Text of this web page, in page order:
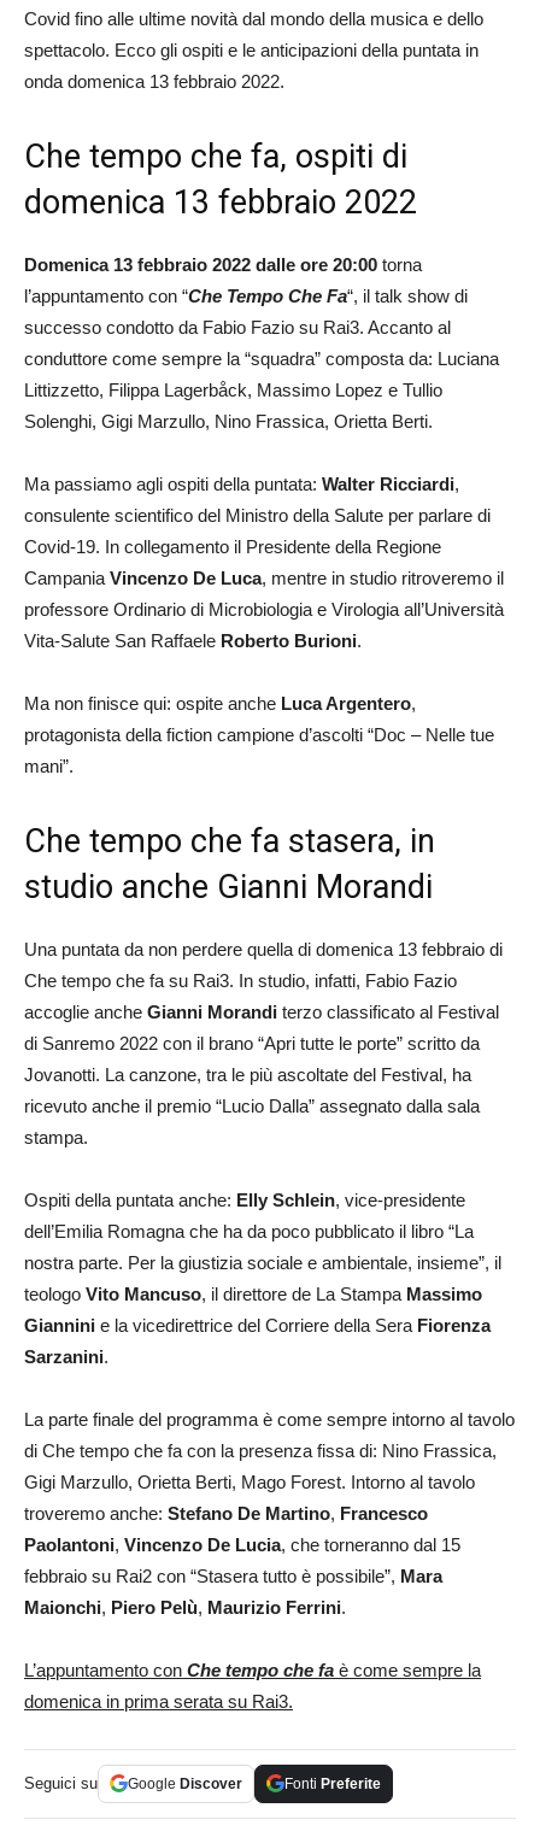
Covid fino alle ultime novità dal mondo della musica e dello
spettacolo. Ecco gli ospiti e le anticipazioni della puntata in
onda domenica 13 febbraio 2022.
Che tempo che fa, ospiti di
domenica 13 febbraio 2022
Domenica 13 febbraio 2022 dalle ore 20:00 torna
l’appuntamento con “Che Tempo Che Fa“, il talk show di
successo condotto da Fabio Fazio su Rai3. Accanto al
conduttore come sempre la “squadra” composta da: Luciana
Littizzetto, Filippa Lagerbåck, Massimo Lopez e Tullio
Solenghi, Gigi Marzullo, Nino Frassica, Orietta Berti.
Ma passiamo agli ospiti della puntata: Walter Ricciardi,
consulente scientifico del Ministro della Salute per parlare di
Covid-19. In collegamento il Presidente della Regione
Campania Vincenzo De Luca, mentre in studio ritroveremo il
professore Ordinario di Microbiologia e Virologia all’Università
Vita-Salute San Raffaele Roberto Burioni.
Ma non finisce qui: ospite anche Luca Argentero,
protagonista della fiction campione d’ascolti “Doc – Nelle tue
mani”.
Che tempo che fa stasera, in
studio anche Gianni Morandi
Una puntata da non perdere quella di domenica 13 febbraio di
Che tempo che fa su Rai3. In studio, infatti, Fabio Fazio
accoglie anche Gianni Morandi terzo classificato al Festival
di Sanremo 2022 con il brano “Apri tutte le porte” scritto da
Jovanotti. La canzone, tra le più ascoltate del Festival, ha
ricevuto anche il premio “Lucio Dalla” assegnato dalla sala
stampa.
Ospiti della puntata anche: Elly Schlein, vice-presidente
dell’Emilia Romagna che ha da poco pubblicato il libro “La
nostra parte. Per la giustizia sociale e ambientale, insieme”, il
teologo Vito Mancuso, il direttore de La Stampa Massimo
Giannini e la vicedirettrice del Corriere della Sera Fiorenza
Sarzanini.
La parte finale del programma è come sempre intorno al tavolo
di Che tempo che fa con la presenza fissa di: Nino Frassica,
Gigi Marzullo, Orietta Berti, Mago Forest. Intorno al tavolo
troveremo anche: Stefano De Martino, Francesco
Paolantoni, Vincenzo De Lucia, che torneranno dal 15
febbraio su Rai2 con “Stasera tutto è possibile”, Mara
Maionchi, Piero Pelù, Maurizio Ferrini.
L’appuntamento con Che tempo che fa è come sempre la
domenica in prima serata su Rai3.
Seguici su Google Discover Fonti Preferite